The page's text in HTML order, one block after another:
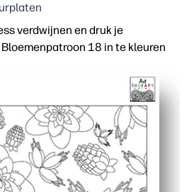
verdwijnen en druk je
18 in te kleuren
aan de slag - geen voorbereiding
geven je hersenen een
stiften of gelpennen - scherpe
afdrukken - delen met familie,